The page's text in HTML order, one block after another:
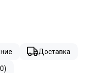
Доставка